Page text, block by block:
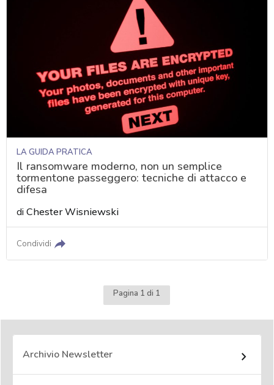
LA GUIDA PRATICA
Il ransomware moderno, non un semplice
tormentone passeggero: tecniche di attacco e
difesa
diChester Wisniewski
Condividi
Pagina 1 di 1
Archivio Newsletter